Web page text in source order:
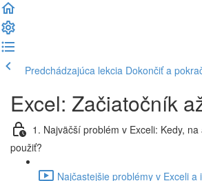
Predchádzajúca lekcia Dokončiť a
Excel: Začiatočník
1. Najväčší problém v Exceli: Kedy,
použiť?
Najčastejšie problémy v Exceli a